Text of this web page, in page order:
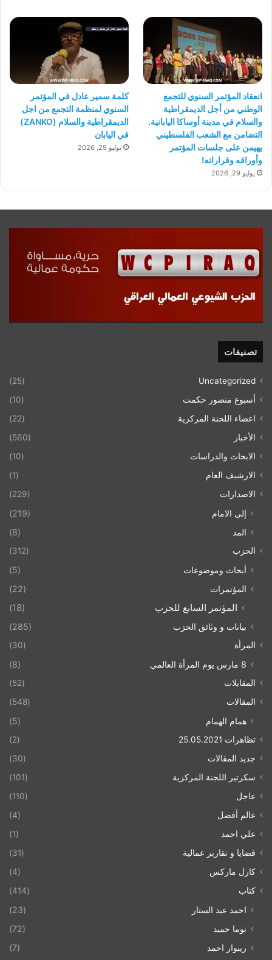
انعقاد المؤتمر السنوي للتجمع
الوطني من أجل الديمقراطية
والسلام في مدينة أوساكا اليابانية.
التضامن مع الشعب الفلسطيني
يهيمن على جلسات المؤتمر
وأوراقه وقراراته!
يوليو 29, 2026
كلمة سمير عادل في المؤتمر
السنوي لمنظمة التجمع من اجل
الديمقراطية والسلام (ZANKO)
في اليابان
يوليو 29, 2026
تصنيفات
Uncategorized
(25)
أسبوع منصور حكمت
(10)
اعضاء اللحنة المركزية
(22)
الأخبار
(560)
الابحاث والدراسات
(10)
الارشيف العام
(1)
الاصدارات
(229)
إلى الامام
(219)
المد
(8)
الحزب (312)
أبحاث وموضوعات
(5)
المؤتمرات
(22)
المؤتمر السابع للحزب (18)
بيانات و وثائق الحزب (285)
المرأة (30)
8 مارس يوم المرأة العالمي (8)
المقابلات
(52)
المقالات
(548)
همام الهمام (5)
تظاهرات 25.05.2021
(2)
جديد المقالات
(30)
سكرتير اللجنة المركزية
(101)
عاجل
(110)
عالم أفضل
(4)
علي احمد
(1)
قضايا و تقارير عمالية
(31)
كارل ماركس
(4)
كتاب
(414)
احمد عبد الستار
(23)
توما حميد
(72)
ريبوار احمد
(7)